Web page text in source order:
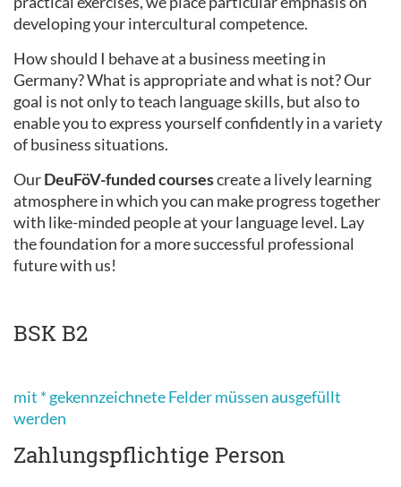
developing your intercultural competence.
How should I behave at a business meeting in
Germany? What is appropriate and what is not? Our
goal is not only to teach language skills, but also to
enable you to express yourself confidently in a variety
of business situations.
OurDeuFöV-funded coursescreate a lively learning
atmosphere in which you can make progress together
with like-minded people at your language level. Lay
the foundation for a more successful professional
future with us!
BSK B2
mit * gekennzeichnete Felder müssen ausgefüllt
werden
Zahlungspflichtige Person